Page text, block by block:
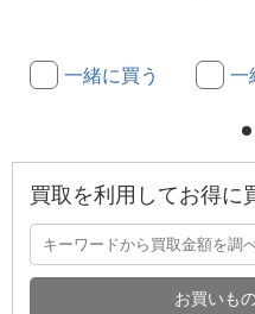
一緒に買う 一
買取を利用してお得に
お買いも